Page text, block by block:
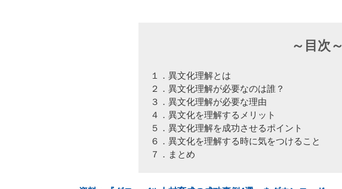
～目次～
１．異文化理解とは
２．異文化理解が必要なのは誰？
３．異文化理解が必要な理由
４．異文化を理解するメリット
５．異文化理解を成功させるポイント
６．異文化を理解する時に気をつけること
７．まとめ